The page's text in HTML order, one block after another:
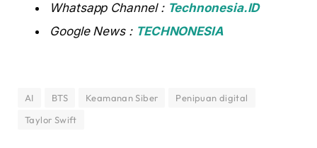
Whatsapp Channel : Technonesia.ID
Google News : TECHNONESIA
AI BTS Keamanan Siber
Penipuan digital
Taylor Swift